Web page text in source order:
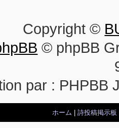
Copyright ©
© phpBB
par : PHPBB
ホーム 詩投稿掲示板